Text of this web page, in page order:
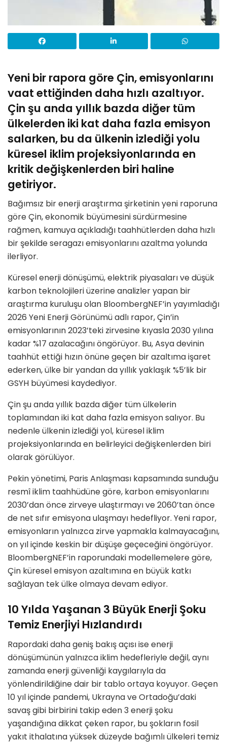
Yeni bir rapora göre Çin, emisyonlarını
vaat ettiğinden daha hızlı azaltıyor.
Çin şu anda yıllık bazda diğer tüm
ülkelerden iki kat daha fazla emisyon
salarken, bu da ülkenin izlediği yolu
küresel iklim projeksiyonlarında en
kritik değişkenlerden biri haline
getiriyor.
Bağımsız bir enerji araştırma şirketinin yeni raporuna
göre Çin, ekonomik büyümesini sürdürmesine
rağmen, kamuya açıkladığı taahhütlerden daha hızlı
bir şekilde seragazı emisyonlarını azaltma yolunda
ilerliyor.
Küresel enerji dönüşümü, elektrik piyasaları ve düşük
karbon teknolojileri üzerine analizler yapan bir
araştırma kuruluşu olan BloombergNEF’in yayımladığı
2026 Yeni Enerji Görünümü adlı rapor, Çin’in
emisyonlarının 2023’teki zirvesine kıyasla 2030 yılına
kadar %17 azalacağını öngörüyor. Bu, Asya devinin
taahhüt ettiği hızın önüne geçen bir azaltıma işaret
ederken, ülke bir yandan da yıllık yaklaşık %5’lik bir
GSYH büyümesi kaydediyor.
Çin şu anda yıllık bazda diğer tüm ülkelerin
toplamından iki kat daha fazla emisyon salıyor. Bu
nedenle ülkenin izlediği yol, küresel iklim
projeksiyonlarında en belirleyici değişkenlerden biri
olarak görülüyor.
Pekin yönetimi, Paris Anlaşması kapsamında sunduğu
resmî iklim taahhüdüne göre, karbon emisyonlarını
2030’dan önce zirveye ulaştırmayı ve 2060’tan önce
de net sıfır emisyona ulaşmayı hedefliyor. Yeni rapor,
emisyonların yalnızca zirve yapmakla kalmayacağını,
on yıl içinde keskin bir düşüşe geçeceğini öngörüyor.
BloombergNEF’in raporundaki modellemelere göre,
Çin küresel emisyon azaltımına en büyük katkı
sağlayan tek ülke olmaya devam ediyor.
10 Yılda Yaşanan 3 Büyük Enerji Şoku
Temiz Enerjiyi Hızlandırdı
Rapordaki daha geniş bakış açısı ise enerji
dönüşümünün yalnızca iklim hedefleriyle değil, aynı
zamanda enerji güvenliği kaygılarıyla da
yönlendirildiğine dair bir tablo ortaya koyuyor. Geçen
10 yıl içinde pandemi, Ukrayna ve Ortadoğu’daki
savaş gibi birbirini takip eden 3 enerji şoku
yaşandığına dikkat çeken rapor, bu şokların fosil
yakıt ithalatına yüksek düzeyde bağımlı ülkeleri temiz